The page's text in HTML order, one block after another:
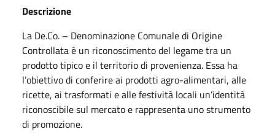
Descrizione
La De.Co. – Denominazione Comunale di Origine
Controllata è un riconoscimento del legame tra un
prodotto tipico e il territorio di provenienza. Essa ha
l’obiettivo di conferire ai prodotti agro-alimentari, alle
ricette, ai trasformati e alle festività locali un’identità
riconoscibile sul mercato e rappresenta uno strumento
di promozione.